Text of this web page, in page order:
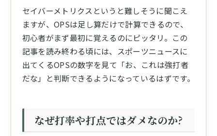
セイバーメトリクスというと難しそうに聞こえ
ますが、OPSは足し算だけで計算できるので、
初心者がまず最初に覚えるのにピッタリ。この
記事を読み終わる頃には、スポーツニュースに
出てくるOPSの数字を見て「お、これは強打者
だな」と判断できるようになっているはずです。
なぜ打率や打点ではダメなのか?